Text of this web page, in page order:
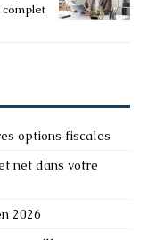
complet
options fiscales
net dans votre
2026